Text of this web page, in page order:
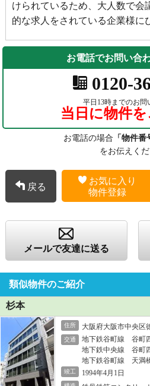
けられているため、大人数で会
的な求人をされている企業様に
お電話でお問い合
0120-
平日13時までのお問
当日に物件を
お電話の場合 「物件番
をお伝えく
戻る
お気に入り
物件登録
メールで友達に送る
類似物件のご紹介
杉本
住所 大阪府大阪市中央区
交通
地下鉄谷町線 谷町
地下鉄中央線 谷町
地下鉄谷町線 天満
竣工 1994年4月1日